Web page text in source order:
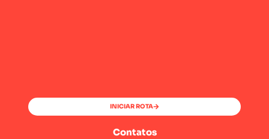
INICIAR ROTA
Contatos